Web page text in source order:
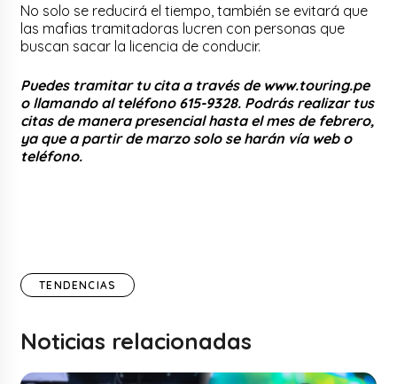
No solo se reducirá el tiempo, también se evitará que
las mafias tramitadoras lucren con personas que
buscan sacar la licencia de conducir.
Puedes tramitar tu cita a través de www.touring.pe
o llamando al teléfono 615-9328. Podrás realizar tus
citas de manera presencial hasta el mes de febrero,
ya que a partir de marzo solo se harán vía web o
teléfono.
TENDENCIAS
Noticias relacionadas